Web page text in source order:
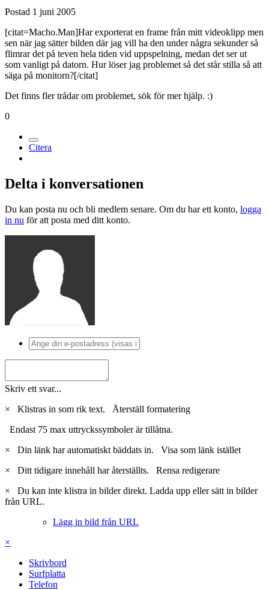
Postad 1 juni 2005
[citat=Macho.Man]Har exporterat en frame från mitt videoklipp men
sen när jag sätter bilden där jag vill ha den under några sekunder så
flimrar det på teven hela tiden vid uppspelning, medan det ser ut
som vanligt på datorn. Hur löser jag problemet så det står stilla så att
säga på monitorn?[/citat]
Det finns fler trådar om problemet, sök för mer hjälp. :)
0
Citera
Delta i konversationen
Du kan posta nu och bli medlem senare. Om du har ett konto, logga
in nu för att posta med ditt konto.
Skriv ett svar...
×
Klistras in som rik text. Återställ formatering
Endast 75 max uttryckssymboler är tillåtna.
×
Din länk har automatiskt bäddats in. Visa som länk istället
×
Ditt tidigare innehåll har återställts. Rensa redigerare
×
Du kan inte klistra in bilder direkt. Ladda upp eller sätt in bilder
från URL.
Lägg in bild från URL
×
Skrivbord
Surfplatta
Telefon